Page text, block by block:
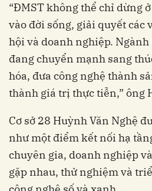
“ĐMST không thể chỉ dừng
vào đời sống, giải quyết các
hội và doanh nghiệp.
đang chuyển mạnh sang
hóa, đưa công nghệ thành
thành giá trị thực tiễn,” ông
Cơ sở 28 Huỳnh Văn Nghệ
như một điểm kết nối hạ
chuyên gia, doanh nghiệp
gặp nhau, thử nghiệm và